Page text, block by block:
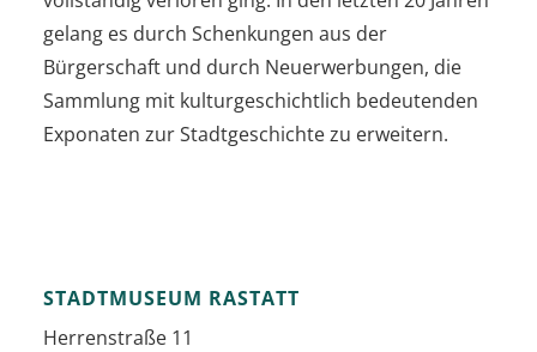
gelang es durch Schenkungen aus der
Bürgerschaft und durch Neuerwerbungen, die
Sammlung mit kulturgeschichtlich bedeutenden
Exponaten zur Stadtgeschichte zu erweitern.
STADTMUSEUM RASTATT
Herrenstraße 11